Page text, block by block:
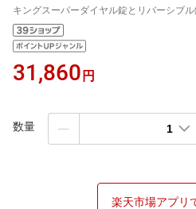
キングスーパーダイヤル錠とリバーシブ
31,860 円
数量 1
楽天市場アプリ